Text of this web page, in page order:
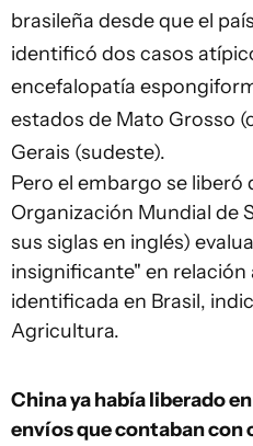
brasileña desde que el
identificó dos casos
encefalopatía
estados de Mato Grosso
Gerais (sudeste).
Pero el embargo se liberó
Organización Mundial de
sus siglas en inglés)
insignificante" en relación
identificada en Brasil,
Agricultura.
China ya había liberado
envíos que contaban